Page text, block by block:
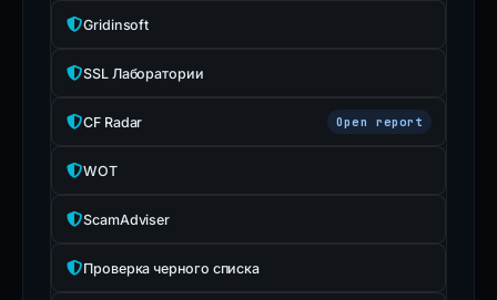
Gridinsoft
SSL Лаборатории
CF Radar Open report
WOT
ScamAdviser
Проверка черного списка